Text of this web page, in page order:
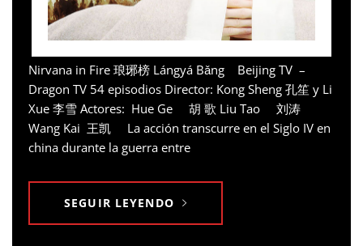
Nirvana in Fire 琅琊榜 Lángyá Bǎng Beijing TV –
Dragon TV 54 episodios Director: Kong Sheng 孔笙 y Li
Xue 李雪 Actores: Hue Ge 胡 歌 Liu Tao 刘涛
Wang Kai 王凯 La acción transcurre en el Siglo IV en
china durante la guerra entre
SEGUIR LEYENDO